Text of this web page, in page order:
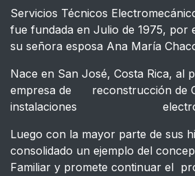
Servicios Técnicos
fue fundada en Julio de 1975, por
su señora esposa Ana María
Nace en San José, Costa Rica, al
empresa de reconstrucción de
instalaciones
Luego con la mayor parte de sus
consolidado un ejemplo del
Familiar y promete continuar el